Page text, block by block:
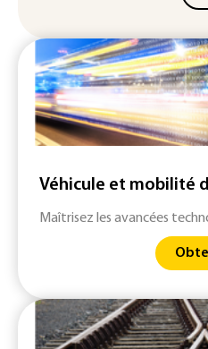
Véhicule et mobilité
Maîtrisez les avancées